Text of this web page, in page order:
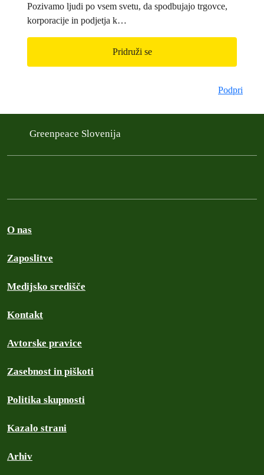
Pozivamo ljudi po vsem svetu, da spodbujajo trgovce,
korporacije in podjetja k…
Pridruži se
Podpri
Greenpeace Slovenija
O nas
Zaposlitve
Medijsko središče
Kontakt
Avtorske pravice
Zasebnost in piškoti
Politika skupnosti
Kazalo strani
Arhiv